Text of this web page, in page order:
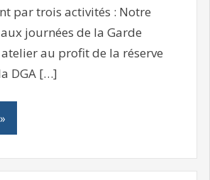
par trois activités : Notre
journées de la Garde
au profit de la réserve
DGA […]